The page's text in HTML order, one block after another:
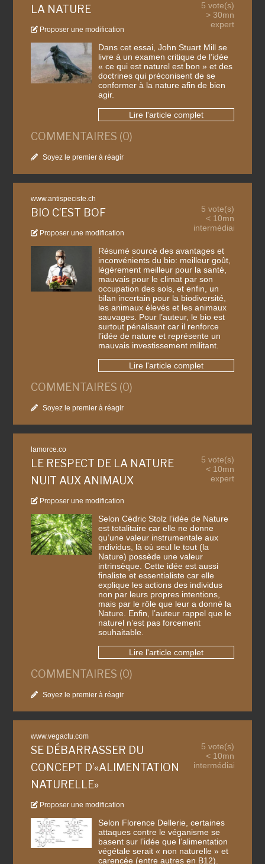
LA NATURE
Proposer une modification
5 vote(s)
> 30mn
expert
Dans cet essai, John Stuart Mill se
livre à un examen critique de l’idée
« ce qui est naturel est bon » et des
doctrines qui préconisent de se
conformer à la nature afin de bien
agir.
Lire l'article complet
COMMENTAIRES (0)
Soyez le premier à réagir
www.antispeciste.ch
BIO C’EST BOF
Proposer une modification
5 vote(s)
< 10mn
intermédiaire
Résumé sourcé des avantages et
inconvénients du bio: meilleur goût,
légèrement meilleur pour la santé,
mauvais pour le climat par son
occupation des sols, et enfin, un
bilan incertain pour la biodiversité,
les animaux élevés et les animaux
sauvages. Pour l’auteur, le bio est
surtout pénalisant car il renforce
l’idée de nature et représente un
mauvais investissement militant.
Lire l'article complet
COMMENTAIRES (0)
Soyez le premier à réagir
lamorce.co
LE RESPECT DE LA NATURE
NUIT AUX ANIMAUX
Proposer une modification
5 vote(s)
< 10mn
expert
Selon Cédric Stolz l’idée de Nature
est totalitaire car elle ne donne
qu’une valeur instrumentale aux
individus, là où seul le tout (la
Nature) possède une valeur
intrinsèque. Cette idée est aussi
finaliste et essentialiste car elle
explique les actions des individus
non par leurs propres intentions,
mais par le rôle que leur a donné la
Nature. Enfin, l’auteur rappel que le
naturel n’est pas forcement
souhaitable.
Lire l'article complet
COMMENTAIRES (0)
Soyez le premier à réagir
www.vegactu.com
SE DÉBARRASSER DU
CONCEPT D’«ALIMENTATION
NATURELLE»
Proposer une modification
5 vote(s)
< 10mn
intermédiaire
Selon Florence Dellerie, certaines
attaques contre le véganisme se
basent sur l’idée que l’alimentation
végétale serait « non naturelle » et
carencée (entre autres en B12).